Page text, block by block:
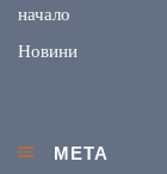
начало
Новини
МЕТА